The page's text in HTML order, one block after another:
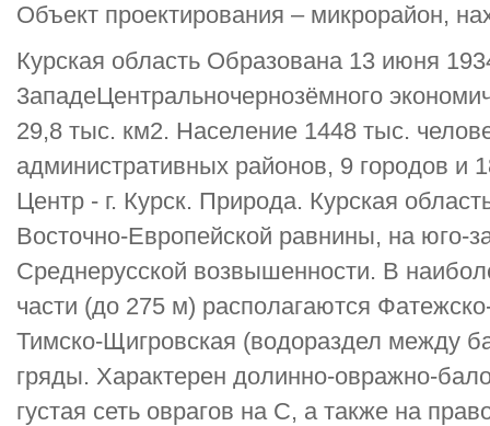
Объект проектирования – микрорайон,
Курская область Образована 13 июня
3ападеЦентральночернозёмного
29,8 тыс. км2. Население 1448 тыс.
административных районов, 9 городов и
Центр - г. Курск. Природа. Курская
Восточно-Европейской равнины, на юго-
Среднерусской возвышенности. В
части (до 275 м) располагаются
Тимско-Щигровская (водораздел между
гряды. Характерен долинно-овражно-
густая сеть оврагов на С, а также на